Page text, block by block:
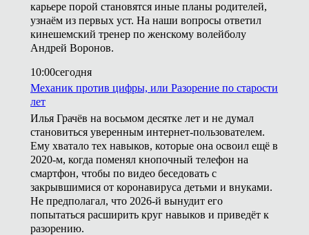
карьере порой становятся иные планы родителей,
узнаём из первых уст. На наши вопросы ответил
кинешемский тренер по женскому волейболу
Андрей Воронов.
10:00сегодня
Механик против цифры, или Разорение по старости
лет
Илья Грачёв на восьмом десятке лет и не думал
становиться уверенным интернет-пользователем.
Ему хватало тех навыков, которые она освоил ещё в
2020-м, когда поменял кнопочный телефон на
смартфон, чтобы по видео беседовать с
закрывшимися от коронавируса детьми и внуками.
Не предполагал, что 2026-й вынудит его
попытаться расширить круг навыков и приведёт к
разорению.